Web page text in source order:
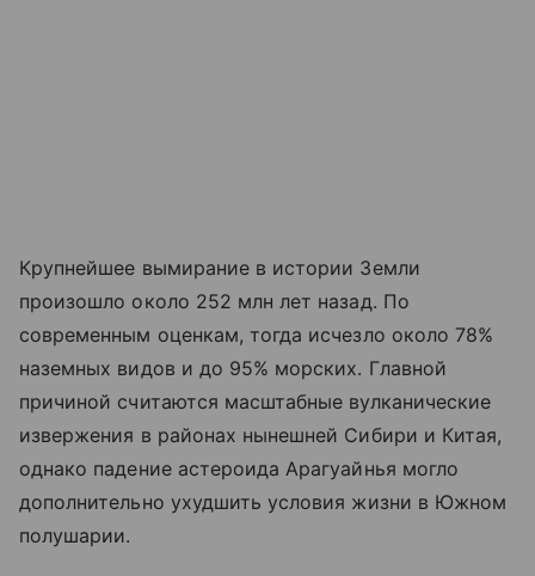
Крупнейшее вымирание в истории Земли
произошло около 252 млн лет назад. По
современным оценкам, тогда исчезло около 78%
наземных видов и до 95% морских. Главной
причиной считаются масштабные вулканические
извержения в районах нынешней Сибири и Китая,
однако падение астероида Арагуайнья могло
дополнительно ухудшить условия жизни в Южном
полушарии.